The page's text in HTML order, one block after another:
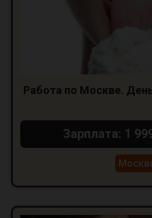
Работа по Москве.
Зарплата: 1